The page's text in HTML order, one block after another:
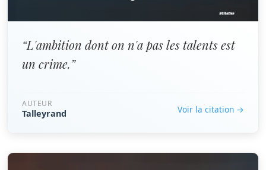
“L'ambition dont on n'a pas les talents est
un crime.”
AUTEUR
Talleyrand Voir la citation →